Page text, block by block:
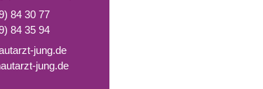
84 30 77
84 35 94
jung.de
jung.de